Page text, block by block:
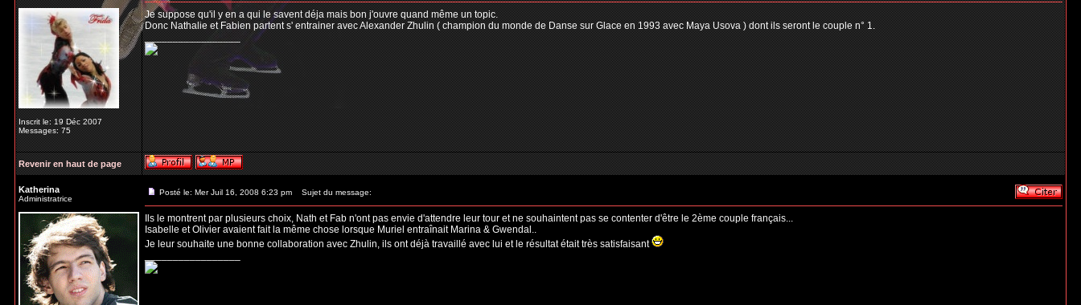
Inscrit le: 19 Déc 2007
Messages: 75
Je suppose qu'il y en a qui le savent déja mais bon j'ouvre quand même un topic.
Donc Nathalie et Fabien partent s' entrainer avec Alexander Zhulin ( champion du monde de Danse sur Glace en 1993 avec Maya Usova ) dont ils seront le couple n° 1.
_________________
Revenir en haut de page
Katherina
Administratrice
Posté le: Mer Juil 16, 2008 6:23 pm Sujet du message:
Ils le montrent par plusieurs choix, Nath et Fab n'ont pas envie d'attendre leur tour et ne souhaintent pas se contenter d'être le 2ème couple français...
Isabelle et Olivier avaient fait la même chose lorsque Muriel entraînait Marina & Gwendal..
Je leur souhaite une bonne collaboration avec Zhulin, ils ont déjà travaillé avec lui et le résultat était très satisfaisant